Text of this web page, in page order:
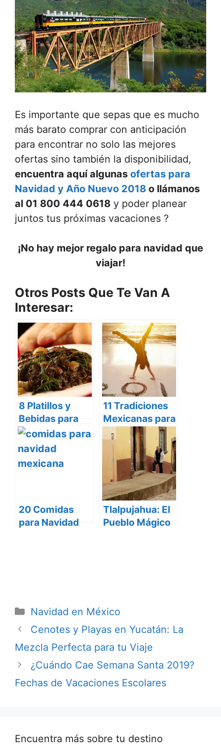
Es importante que sepas que es mucho
más barato comprar con anticipación
para encontrar no solo las mejores
ofertas sino también la disponibilidad,
encuentra aquí algunas ofertas para
Navidad y Año Nuevo 2018 o llámanos
al 01 800 444 0618 y poder planear
juntos tus próximas vacaciones ?
¡No hay mejor regalo para navidad que
viajar!
Otros Posts Que Te Van A
Interesar:
8 Platillos y
Bebidas para
una Navidad
muy Mexicana
11 Tradiciones
Mexicanas para
recibir el Año
Nuevo
20 Comidas
para Navidad
Tlalpujahua: El
Pueblo Mágico
Categorías
Navidad en México
Cenotes y Playas en Yucatán: La
Mezcla Perfecta para tu Viaje
¿Cuándo Cae Semana Santa 2019?
Fechas de Vacaciones Escolares
Encuentra más sobre tu destino